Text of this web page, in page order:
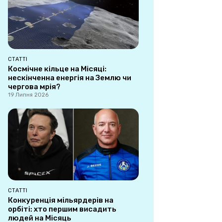
СТАТТІ
Космічне кільце на Місяці:
нескінченна енергія на Землю чи
чергова мрія?
19 Липня 2026
СТАТТІ
Конкуренція мільярдерів на
орбіті: хто першим висадить
людей на Місяць